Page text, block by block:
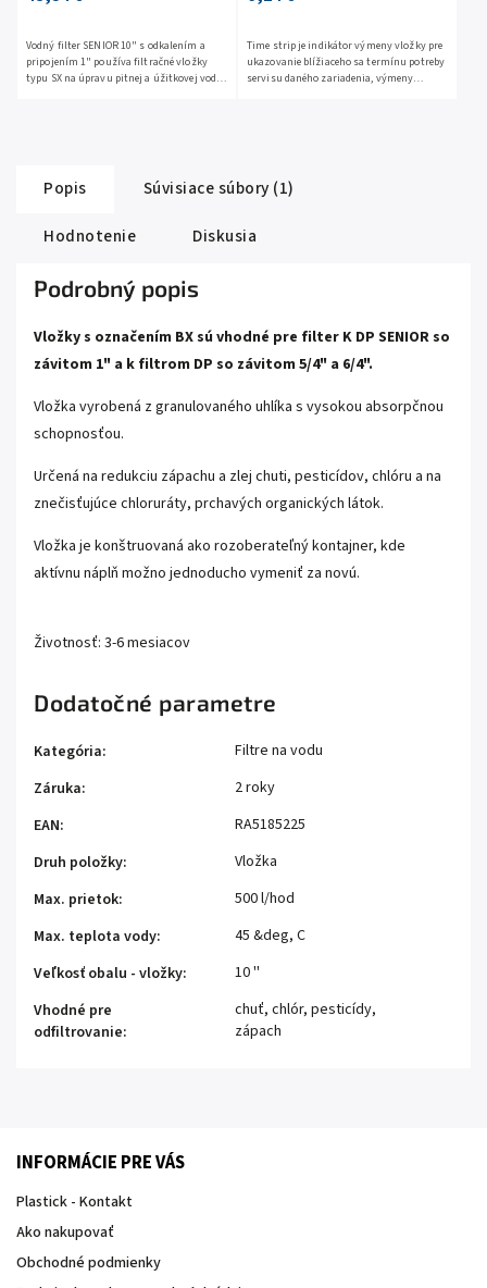
Vodný filter SENIOR 10" s odkalením a
pripojením 1" používa filtračné vložky
typu SX na úpravu pitnej a úžitkovej vody.
Time strip je indikátor výmeny vložky pre
ukazovanie blížiaceho sa termínu potreby
servisu daného zariadenia, výmeny
Popis
Súvisiace súbory (1)
Hodnotenie
Diskusia
Podrobný popis
Vložky s označením BX sú vhodné pre filter K DP SENIOR so
závitom 1" a k filtrom DP so závitom 5/4" a 6/4".
Vložka vyrobená z granulovaného uhlíka s vysokou absorpčnou
schopnosťou.
Určená na redukciu zápachu a zlej chuti, pesticídov, chlóru a na
znečisťujúce chloruráty, prchavých organických látok.
Vložka je konštruovaná ako rozoberateľný kontajner, kde
aktívnu náplň možno jednoducho vymeniť za novú.
Životnosť: 3-6 mesiacov
Dodatočné parametre
Kategória:
Filtre na vodu
Záruka:
2 roky
EAN:
RA5185225
Druh položky:
Vložka
Max. prietok:
500 l/hod
Max. teplota vody:
45 &deg, C
Veľkosť obalu - vložky:
10 ''
Vhodné pre
odfiltrovanie:
chuť, chlór, pesticídy,
zápach
INFORMÁCIE PRE VÁS
Plastick - Kontakt
Ako nakupovať
Obchodné podmienky